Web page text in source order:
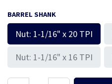
BARREL SHANK
Nut: 1-1/16" x 20 TPI
Nut: 1-1/16" x 16 TPI